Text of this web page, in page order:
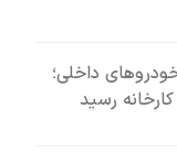
داخلی؛
کارخانه رسید